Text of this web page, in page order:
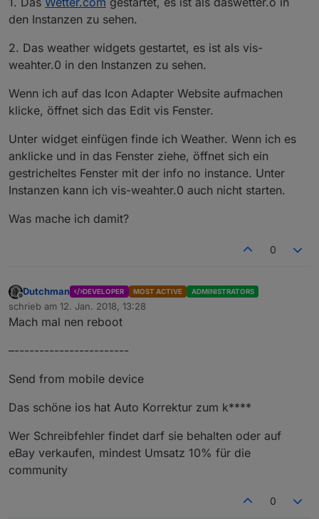
den Instanzen zu sehen.
2. Das weather widgets gestartet, es ist als vis-
weahter.0 in den Instanzen zu sehen.
Wenn ich auf das Icon Adapter Website aufmachen
klicke, öffnet sich das Edit vis Fenster.
Unter widget einfügen finde ich Weather. Wenn ich es
anklicke und in das Fenster ziehe, öffnet sich ein
gestricheltes Fenster mit der info no instance. Unter
Instanzen kann ich vis-weahter.0 auch nicht starten.
Was mache ich damit?
0
Offline
Dutchman DEVELOPER MOST ACTIVE ADMINISTRATORS
schrieb am 12. Jan. 2018, 13:28
zuletzt editiert von
Mach mal nen reboot
–-----------------------
Send from mobile device
Das schöne ios hat Auto Korrektur zum k****
Wer Schreibfehler findet darf sie behalten oder auf
eBay verkaufen, mindest Umsatz 10% für die
community
0